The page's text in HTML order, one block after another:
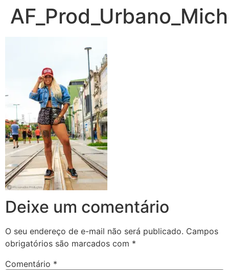
Deixe um comentário
O seu endereço de e-mail não será publicado. Campos
obrigatórios são marcados com *
Comentário *